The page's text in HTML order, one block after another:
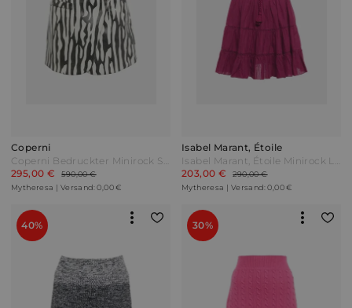
Coperni
295,00 €
590,00 €
Mytheresa | Versand: 0,00 €
Isabel Marant, Étoile
203,00 €
290,00 €
Mytheresa | Versand: 0,00 €
40% 30%